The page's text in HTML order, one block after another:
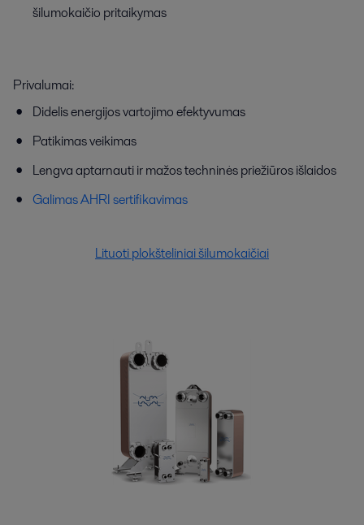
šilumokaičio pritaikymas
Privalumai:
Didelis energijos vartojimo efektyvumas
Patikimas veikimas
Lengva aptarnauti ir mažos techninės priežiūros išlaidos
Galimas AHRI sertifikavimas
Lituoti plokšteliniai šilumokaičiai